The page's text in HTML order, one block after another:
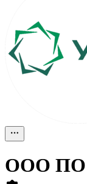
ООО ПО